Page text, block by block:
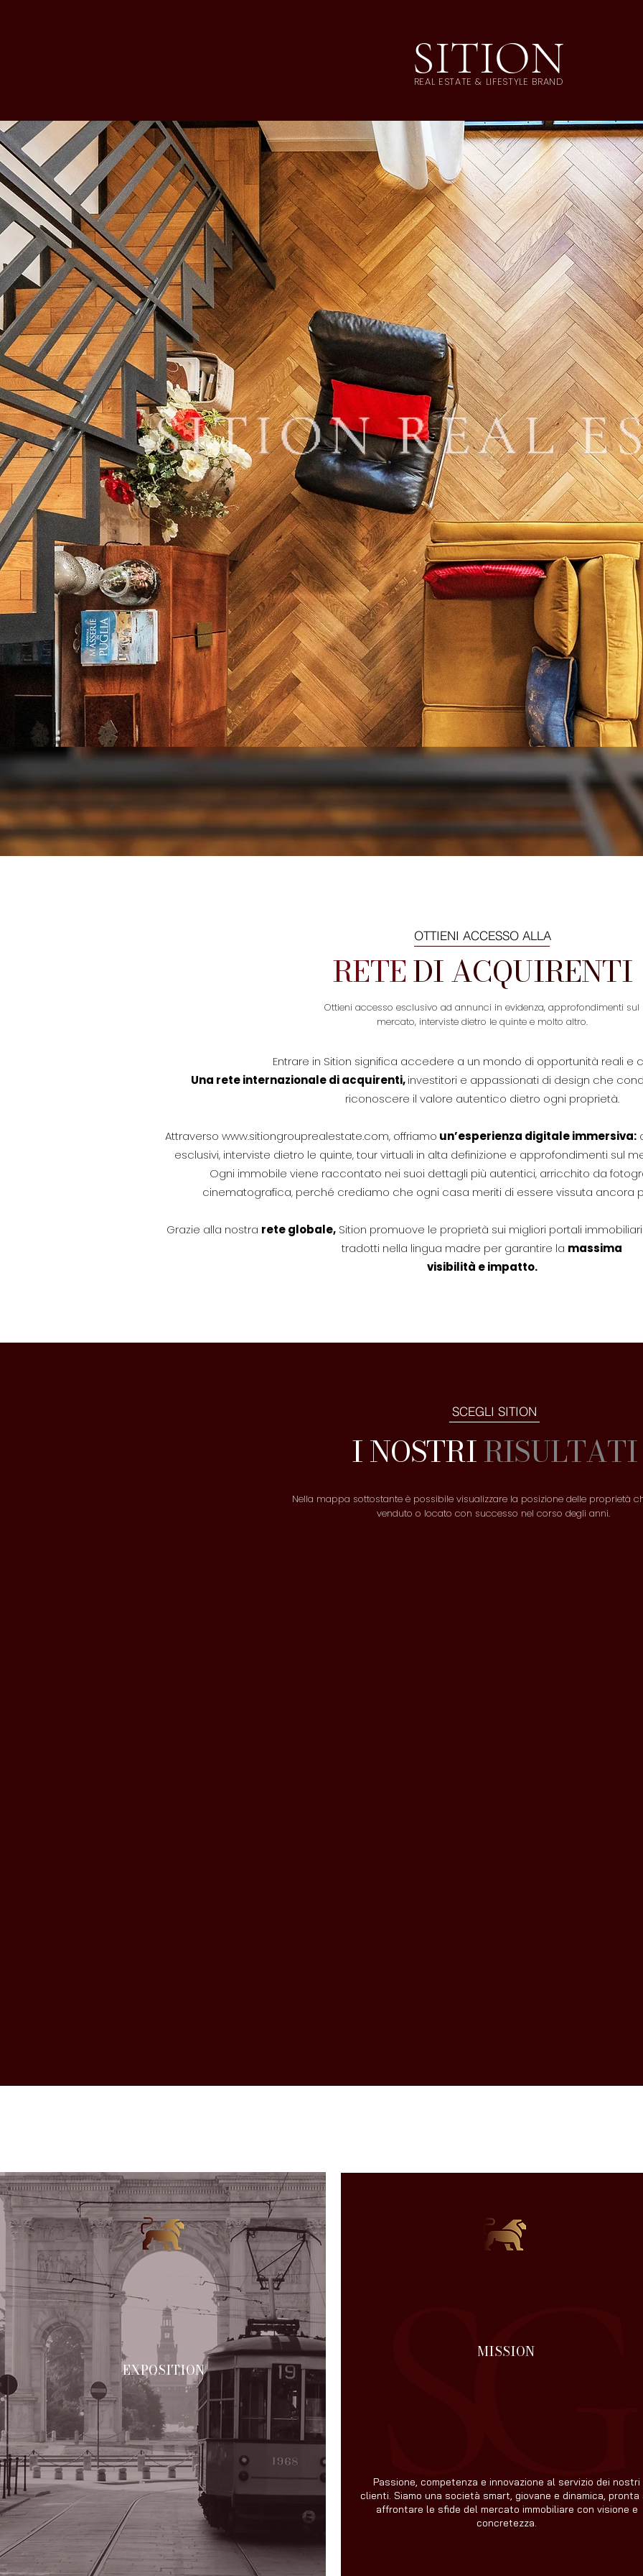
TROUSDALE DR
Questo è un paragrafo. Fai clic qui per modificarlo e aggiungere il
REAL ESTATE & LIFESTYLE BRAND
SITION
OTTIENI ACCESSO ALLA
RETEDI ACQUIRENTI
Ottieni accesso esclusivo ad annunci in evidenza, approfondimenti sul
mercato, interviste dietro le quinte e molto altro.
Entrare in Sition significa accedere a un mondo di opportunità reali e
Una rete internazionale di acquirenti,investitori e appassionati di design che
riconoscere il valore autentico dietro ogni proprietà.
Attraverso www.sitiongrouprealestate.com, offriamo un’esperienza digitale immersiva:
esclusivi, interviste dietro le quinte, tour virtuali in alta definizione e approfondimenti sul
Ogni immobile viene raccontato nei suoi dettagli più autentici, arricchito da
cinematografica, perché crediamo che ogni casa meriti di essere vissuta ancora
Grazie alla nostra rete globale,Sition promuove le proprietà sui migliori portali
tradotti nella lingua madre per garantire la massima
visibilità e impatto.
SCEGLI SITION
I NOSTRIRISULTATI
Nella mappa sottostante è possibile visualizzare la posizione delle proprietà
venduto o locato con successo nel corso degli anni.
EXPOSITION
MISSION
Passione, competenza e innovazione al servizio dei nostri
clienti. Siamo una società smart, giovane e dinamica, pronta
affrontare le sfide del mercato immobiliare con visione e
concretezza.